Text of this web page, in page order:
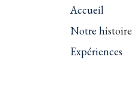
Accueil
Notre histoire
Expériences